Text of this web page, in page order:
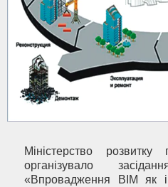
Міністерство
організувало
«Впровадження BIM як